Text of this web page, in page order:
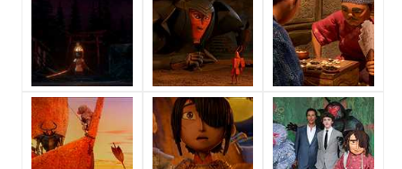
کوبو باید به دنبال یک سری وسایل جادویی بگردد تا با استفاده از آنها بتواند
روحی که از گذشته آمده را شکست دهد... »
فیلم کوبو و دوتار و کارنامه فعالیت کارگردان و بازیگران
از نظر تاریخچه فعالیت کارگردان و بازیگران فیلم کوبو و دوتار نیز آمارها و نکات
جذابی را می‌توان بیان کرد. براساس آمارها فیلم کوبو و دوتار به طور متوسط